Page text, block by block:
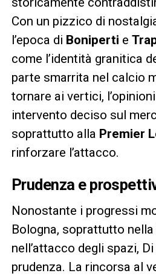
Con un pizzico di
l’epoca di Boniperti e
come l’identità granitica
parte smarrita nel calcio
tornare ai vertici,
intervento deciso sul
soprattutto alla Premier
rinforzare l’attacco.
Prudenza e
Nonostante i progressi
Bologna, soprattutto
nell’attacco degli spazi,
prudenza. La rincorsa al